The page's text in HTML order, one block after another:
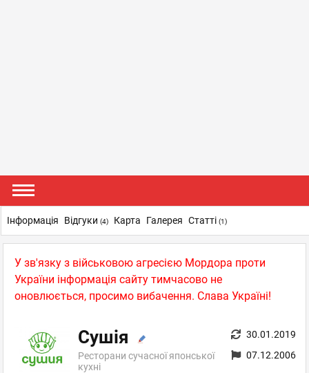
У зв'язку з військовою агресією Мордора проти
України інформація сайту тимчасово не
оновлюється, просимо вибачення. Слава Україні!
Сушія
Ресторани сучасної японської
кухні
30.01.2019
07.12.2006
Інформація Відгуки (4) Карта Галерея Статті (1)